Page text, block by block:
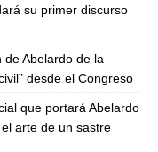
su primer discurso
de Abelardo de la
desde el Congreso
que portará Abelardo
arte de un sastre